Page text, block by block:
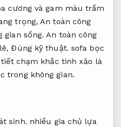
cương và gam màu trầm
trọng, An toàn công
gian sống. An toàn công
Đúng kỹ thuật. sofa bọc
chạm khắc tinh xảo là
trong không gian.
sinh. nhiều gia chủ lựa